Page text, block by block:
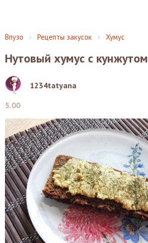
Впузо Рецепты закусок Хумус
Нутовый хумус с кунжутом
1234tatyana
5.00